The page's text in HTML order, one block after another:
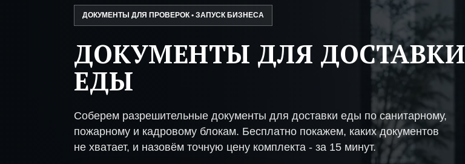
ДОКУМЕНТЫ ДЛЯ ПРОВЕРОК • ЗАПУСК БИЗНЕСА
ДОКУМЕНТЫ ДЛЯ ДОСТАВКИ
ЕДЫ
Соберем разрешительные документы для доставки еды по санитарному,
пожарному и кадровому блокам. Бесплатно покажем, каких документов
не хватает, и назовём точную цену комплекта - за 15 минут.